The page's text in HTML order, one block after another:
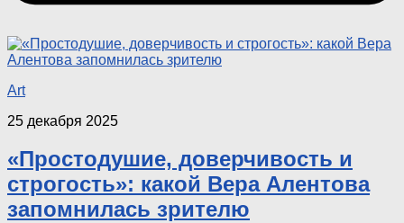
Art
25 декабря 2025
«Простодушие, доверчивость и
строгость»: какой Вера Алентова
запомнилась зрителю